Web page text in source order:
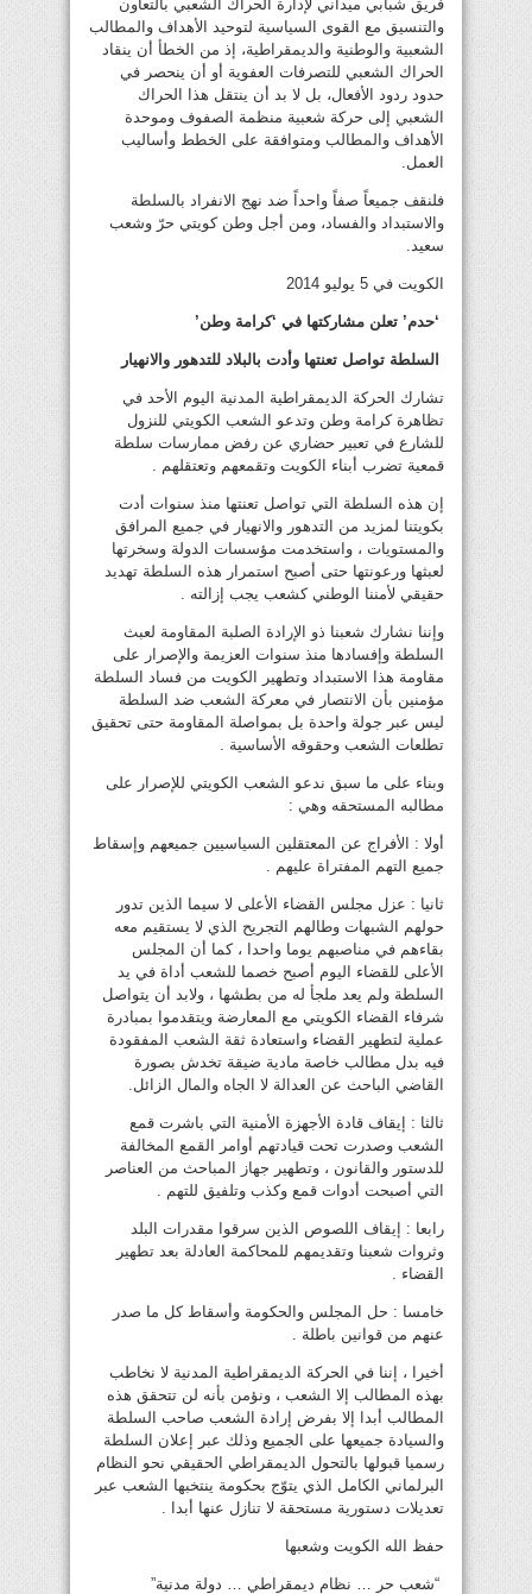
فريق شبابي ميداني لإدارة الحراك الشعبي بالتعاون
والتنسيق مع القوى السياسية لتوحيد الأهداف والمطالب
الشعبية والوطنية والديمقراطية، إذ من الخطأ أن ينقاد
الحراك الشعبي للتصرفات العفوية أو أن ينحصر في
حدود ردود الأفعال، بل لا بد أن ينتقل هذا الحراك
الشعبي إلى حركة شعبية منظمة الصفوف وموحدة
الأهداف والمطالب ومتوافقة على الخطط وأساليب
العمل.
فلنقف جميعاً صفاً واحداً ضد نهج الانفراد بالسلطة
والاستبداد والفساد، ومن أجل وطن كويتي حرّ وشعب
سعيد.
الكويت في 5 يوليو 2014
‘حدم’ تعلن مشاركتها في ‘كرامة وطن’
السلطة تواصل تعنتها وأدت بالبلاد للتدهور والانهيار
تشارك الحركة الديمقراطية المدنية اليوم الأحد في
تظاهرة كرامة وطن وتدعو الشعب الكويتي للنزول
للشارع في تعبير حضاري عن رفض ممارسات سلطة
قمعية تضرب أبناء الكويت وتقمعهم وتعتقلهم .
إن هذه السلطة التي تواصل تعنتها منذ سنوات أدت
بكويتنا لمزيد من التدهور والانهيار في جميع المرافق
والمستويات ، واستخدمت مؤسسات الدولة وسخرتها
لعبثها ورعونتها حتى أصبح استمرار هذه السلطة تهديد
حقيقي لأمننا الوطني كشعب يجب إزالته .
وإننا نشارك شعبنا ذو الإرادة الصلبة المقاومة لعبث
السلطة وإفسادها منذ سنوات العزيمة والإصرار على
مقاومة هذا الاستبداد وتطهير الكويت من فساد السلطة
مؤمنين بأن الانتصار في معركة الشعب ضد السلطة
ليس عبر جولة واحدة بل بمواصلة المقاومة حتى تحقيق
تطلعات الشعب وحقوقه الأساسية .
وبناء على ما سبق ندعو الشعب الكويتي للإصرار على
مطالبه المستحقه وهي :
أولا : الأفراج عن المعتقلين السياسيين جميعهم وإسقاط
جميع التهم المفتراة عليهم .
ثانيا : عزل مجلس القضاء الأعلى لا سيما الذين تدور
حولهم الشبهات وطالهم التجريح الذي لا يستقيم معه
بقاءهم في مناصبهم يوما واحدا ، كما أن المجلس
الأعلى للقضاء اليوم أصبح خصما للشعب أداة في يد
السلطة ولم يعد ملجأ له من بطشها ، ولابد أن يتواصل
شرفاء القضاء الكويتي مع المعارضة ويتقدموا بمبادرة
عملية لتطهير القضاء واستعادة ثقة الشعب المفقودة
فيه بدل مطالب خاصة مادية ضيقة تخدش بصورة
القاضي الباحث عن العدالة لا الجاه والمال الزائل.
ثالثا : إيقاف قادة الأجهزة الأمنية التي باشرت قمع
الشعب وصدرت تحت قيادتهم أوامر القمع المخالفة
للدستور والقانون ، وتطهير جهاز المباحث من العناصر
التي أصبحت أدوات قمع وكذب وتلفيق للتهم .
رابعا : إيقاف اللصوص الذين سرقوا مقدرات البلد
وثروات شعبنا وتقديمهم للمحاكمة العادلة بعد تطهير
القضاء .
خامسا : حل المجلس والحكومة وأسقاط كل ما صدر
عنهم من قوانين باطلة .
أخيرا ، إننا في الحركة الديمقراطية المدنية لا نخاطب
بهذه المطالب إلا الشعب ، ونؤمن بأنه لن تتحقق هذه
المطالب أبدا إلا بفرض إرادة الشعب صاحب السلطة
والسيادة جميعها على الجميع وذلك عبر إعلان السلطة
رسميا قبولها بالتحول الديمقراطي الحقيقي نحو النظام
البرلماني الكامل الذي يتوّج بحكومة ينتخبها الشعب عبر
تعديلات دستورية مستحقة لا تنازل عنها أبدا .
حفظ الله الكويت وشعبها
“شعب حر … نظام ديمقراطي … دولة مدنية”